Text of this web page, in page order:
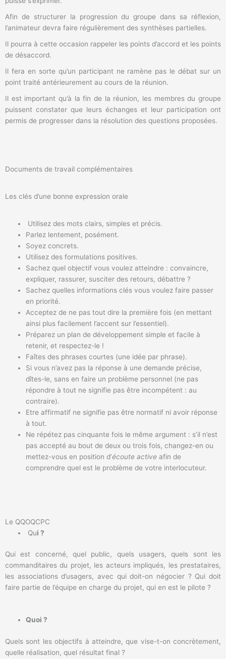
Afin de structurer la progression du groupe dans sa réflexion,
l’animateur devra faire régulièrement des synthèses partielles.
Il pourra à cette occasion rappeler les points d’accord et les points
de désaccord.
Il fera en sorte qu’un participant ne ramène pas le débat sur un
point traité antérieurement au cours de la réunion.
Il est important qu’à la fin de la réunion, les membres du groupe
puissent constater que leurs échanges et leur participation ont
permis de progresser dans la résolution des questions proposées.
Documents de travail complémentaires
Les clés d’une bonne expression orale
Utilisez des mots clairs, simples et précis.
Parlez lentement, posément.
Soyez concrets.
Utilisez des formulations positives.
Sachez quel objectif vous voulez atteindre : convaincre,
expliquer, rassurer, susciter des retours, débattre ?
Sachez quelles informations clés vous voulez faire passer
en priorité.
Acceptez de ne pas tout dire la première fois (en mettant
ainsi plus facilement l’accent sur l’essentiel).
Préparez un plan de développement simple et facile à
retenir, et respectez-le !
Faîtes des phrases courtes (une idée par phrase).
Si vous n’avez pas la réponse à une demande précise,
dîtes-le, sans en faire un problème personnel (ne pas
répondre à tout ne signifie pas être incompétent : au
contraire).
Etre affirmatif ne signifie pas être normatif ni avoir réponse
à tout.
Ne répétez pas cinquante fois le même argument : s’il n’est
pas accepté au bout de deux ou trois fois, changez-en ou
mettez-vous en position d’écoute activeafin de
comprendre quel est le problème de votre interlocuteur.
Le QQOQCPC
Qui ?
Qui est concerné, quel public, quels usagers, quels sont les
commanditaires du projet, les acteurs impliqués, les prestataires,
les associations d’usagers, avec qui doit-on négocier ? Qui doit
faire partie de l’équipe en charge du projet, qui en est le pilote ?
Quoi ?
Quels sont les objectifs à atteindre, que vise-t-on concrètement,
quelle réalisation, quel résultat final ?